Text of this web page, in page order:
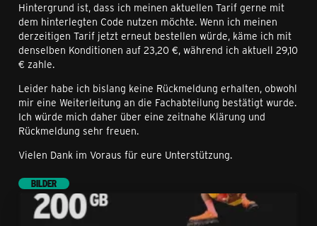
Hintergrund ist, dass ich meinen aktuellen Tarif gerne mit
dem hinterlegten Code nutzen möchte. Wenn ich meinen
derzeitigen Tarif jetzt erneut bestellen würde, käme ich mit
denselben Konditionen auf 23,20 €, während ich aktuell 29,10
€ zahle.
Leider habe ich bislang keine Rückmeldung erhalten, obwohl
mir eine Weiterleitung an die Fachabteilung bestätigt wurde.
Ich würde mich daher über eine zeitnahe Klärung und
Rückmeldung sehr freuen.
Vielen Dank im Voraus für eure Unterstützung.
BILDER